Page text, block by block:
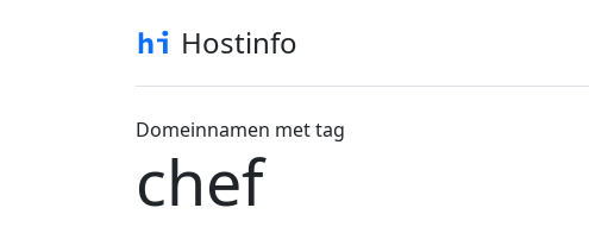
Hostinfo
Domeinnamen met tag
chef